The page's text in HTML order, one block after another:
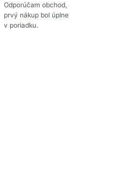
Odporúčam obchod,
prvý nákup bol úplne
v poriadku.